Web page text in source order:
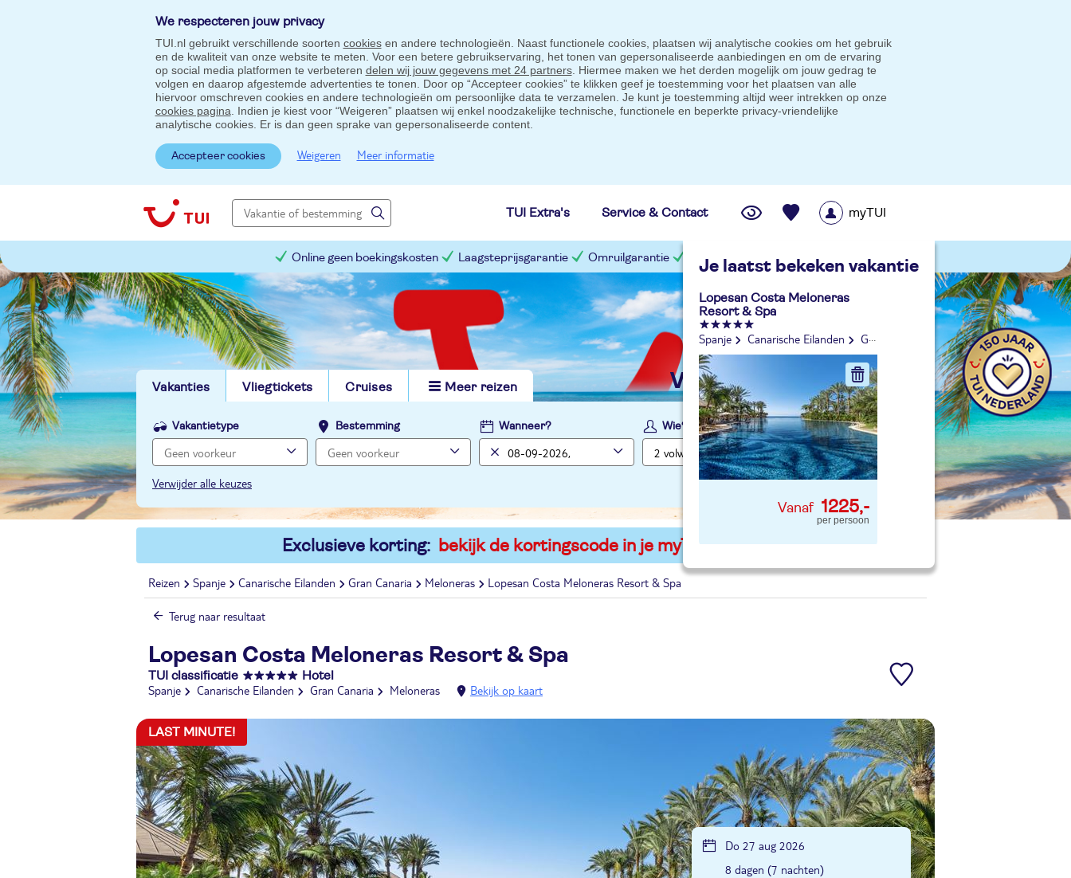
We respecteren jouw privacy
TUI.nl gebruikt verschillende soorten cookiesen andere technologieën. Naast functionele cookies, plaatsen wij analytische cookies om het gebruik
en de kwaliteit van onze website te meten. Voor een betere gebruikservaring, het tonen van gepersonaliseerde aanbiedingen en om de ervaring
op social media platformen te verbeteren delen wij jouw gegevens met 24 partners. Hiermee maken we het derden mogelijk om jouw gedrag te
volgen en daarop afgestemde advertenties te tonen. Door op “Accepteer cookies” te klikken geef je toestemming voor het plaatsen van alle
hiervoor omschreven cookies en andere technologieën om persoonlijke data te verzamelen. Je kunt je toestemming altijd weer intrekken op onze
cookies pagina . Indien je kiest voor “Weigeren” plaatsen wij enkel noodzakelijke technische, functionele en beperkte privacy-vriendelijke
analytische cookies. Er is dan geen sprake van gepersonaliseerde content.
Accepteer cookies Weigeren Meer informatie
TUI Extra's Service & Contact
Je laatst bekeken vakantie
Lopesan Costa Meloneras
Resort & Spa
Spanje Canarische Eilanden Gran Canaria Meloneras
1225,-
per persoon
myTUI
Online geen boekingskosten Laagsteprijsgarantie Omruilgarantie Slimme prijsgarantie
Vakanties Vliegtickets Cruises Meer reizen vind jouw ideale vakantie
Vakantietype Bestemming Wanneer? Wie?
Zoeken
Verwijder alle keuzes
Exclusieve korting: bekijk de kortingscode in je myTUI account
Reizen Spanje Canarische Eilanden Gran Canaria Meloneras Lopesan Costa Meloneras Resort & Spa
Terug naar resultaat
Lopesan Costa Meloneras Resort & Spa
TUI classificatie Hotel
Spanje Canarische Eilanden Gran Canaria Meloneras Bekijk op kaart
LAST MINUTE!
Do 27 aug 2026
8 dagen (7 nachten)